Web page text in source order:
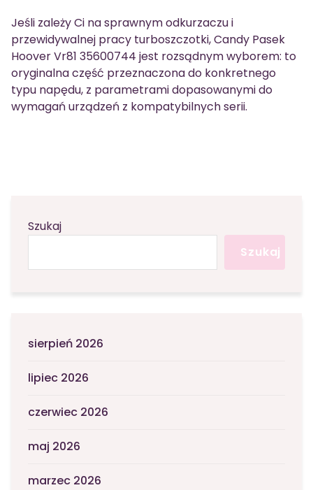
Jeśli zależy Ci na sprawnym odkurzaczu i
przewidywalnej pracy turboszczotki, Candy Pasek
Hoover Vr81 35600744 jest rozsądnym wyborem: to
oryginalna część przeznaczona do konkretnego
typu napędu, z parametrami dopasowanymi do
wymagań urządzeń z kompatybilnych serii.
Szukaj
Szukaj
sierpień 2026
lipiec 2026
czerwiec 2026
maj 2026
marzec 2026